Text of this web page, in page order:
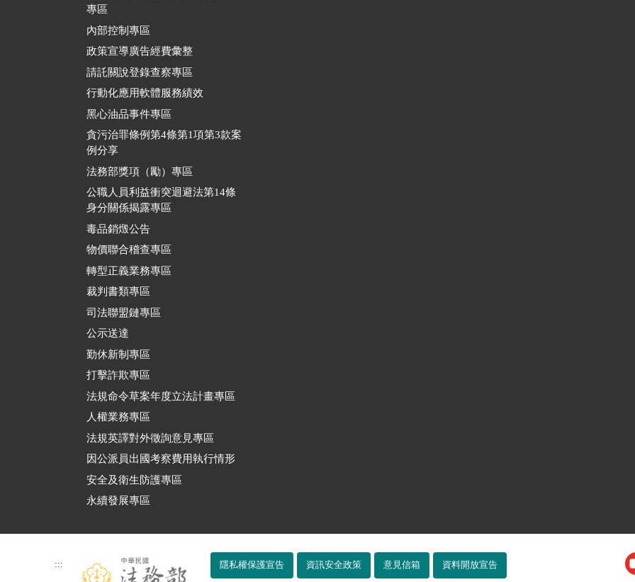
專區
內部控制專區
政策宣導廣告經費彙整
請託關說登錄查察專區
行動化應用軟體服務績效
黑心油品事件專區
貪污治罪條例第4條第1項第3款案
例分享
法務部獎項（勵）專區
公職人員利益衝突迴避法第14條
身分關係揭露專區
毒品銷燬公告
物價聯合稽查專區
轉型正義業務專區
裁判書類專區
司法聯盟鏈專區
公示送達
勤休新制專區
打擊詐欺專區
法規命令草案年度立法計畫專區
人權業務專區
法規英譯對外徵詢意見專區
因公派員出國考察費用執行情形
安全及衛生防護專區
永續發展專區
::: 隱私權保護宣告 資訊安全政策 意見信箱 資料開放宣告